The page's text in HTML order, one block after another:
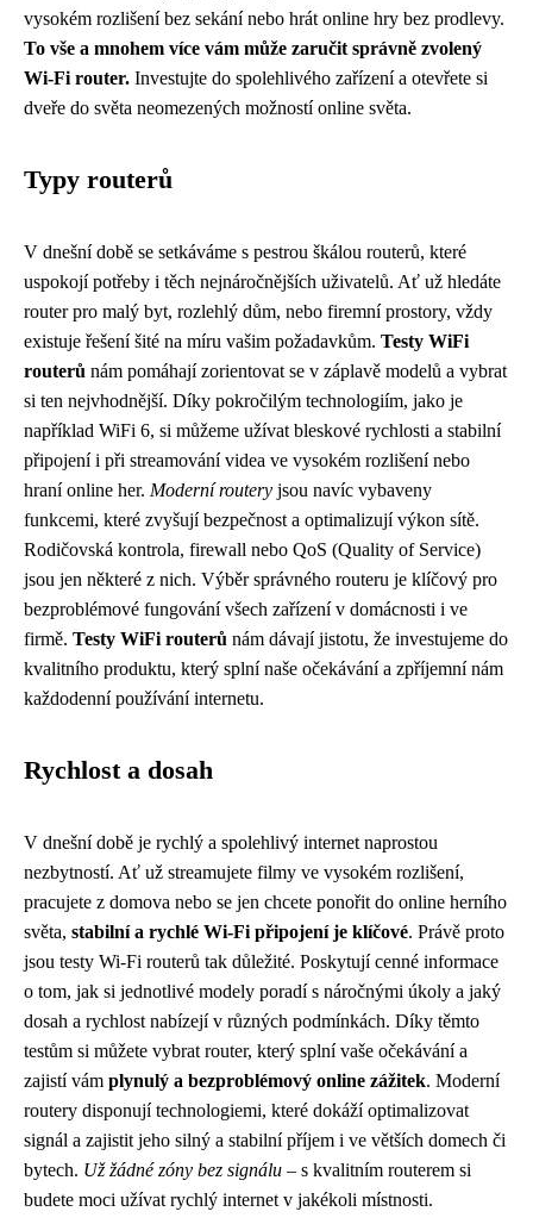
vysokém rozlišení bez sekání nebo hrát online hry bez prodlevy.
To vše a mnohem více vám může zaručit správně zvolený
Wi-Fi router. Investujte do spolehlivého zařízení a otevřete si
dveře do světa neomezených možností online světa.
Typy routerů
V dnešní době se setkáváme s pestrou škálou routerů, které
uspokojí potřeby i těch nejnáročnějších uživatelů. Ať už hledáte
router pro malý byt, rozlehlý dům, nebo firemní prostory, vždy
existuje řešení šité na míru vašim požadavkům. Testy WiFi
routerů nám pomáhají zorientovat se v záplavě modelů a vybrat
si ten nejvhodnější. Díky pokročilým technologiím, jako je
například WiFi 6, si můžeme užívat bleskové rychlosti a stabilní
připojení i při streamování videa ve vysokém rozlišení nebo
hraní online her. Moderní routery jsou navíc vybaveny
funkcemi, které zvyšují bezpečnost a optimalizují výkon sítě.
Rodičovská kontrola, firewall nebo QoS (Quality of Service)
jsou jen některé z nich. Výběr správného routeru je klíčový pro
bezproblémové fungování všech zařízení v domácnosti i ve
firmě. Testy WiFi routerů nám dávají jistotu, že investujeme do
kvalitního produktu, který splní naše očekávání a zpříjemní nám
každodenní používání internetu.
Rychlost a dosah
V dnešní době je rychlý a spolehlivý internet naprostou
nezbytností. Ať už streamujete filmy ve vysokém rozlišení,
pracujete z domova nebo se jen chcete ponořit do online herního
světa, stabilní a rychlé Wi-Fi připojení je klíčové. Právě proto
jsou testy Wi-Fi routerů tak důležité. Poskytují cenné informace
o tom, jak si jednotlivé modely poradí s náročnými úkoly a jaký
dosah a rychlost nabízejí v různých podmínkách. Díky těmto
testům si můžete vybrat router, který splní vaše očekávání a
zajistí vám plynulý a bezproblémový online zážitek. Moderní
routery disponují technologiemi, které dokáží optimalizovat
signál a zajistit jeho silný a stabilní příjem i ve větších domech či
bytech. Už žádné zóny bez signálu – s kvalitním routerem si
budete moci užívat rychlý internet v jakékoli místnosti.